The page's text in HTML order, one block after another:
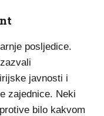
posljedice.
javnosti i
zajednice. Neki
bilo kakvom